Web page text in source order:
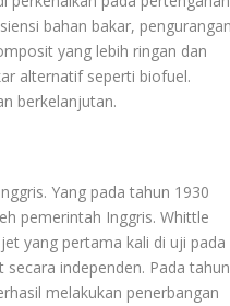
bahan bakar, pengurangan
yang lebih ringan dan
alternatif seperti biofuel.
berkelanjutan.
Yang pada tahun 1930
pemerintah Inggris. Whittle
yang pertama kali di uji pada
independen. Pada tahun
melakukan penerbangan